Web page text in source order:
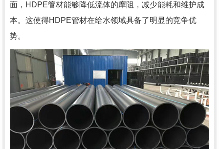
面，HDPE管材能够降低流体的摩阻，减少能耗和维护成
本。这使得HDPE管材在给水领域具备了明显的竞争优
势。